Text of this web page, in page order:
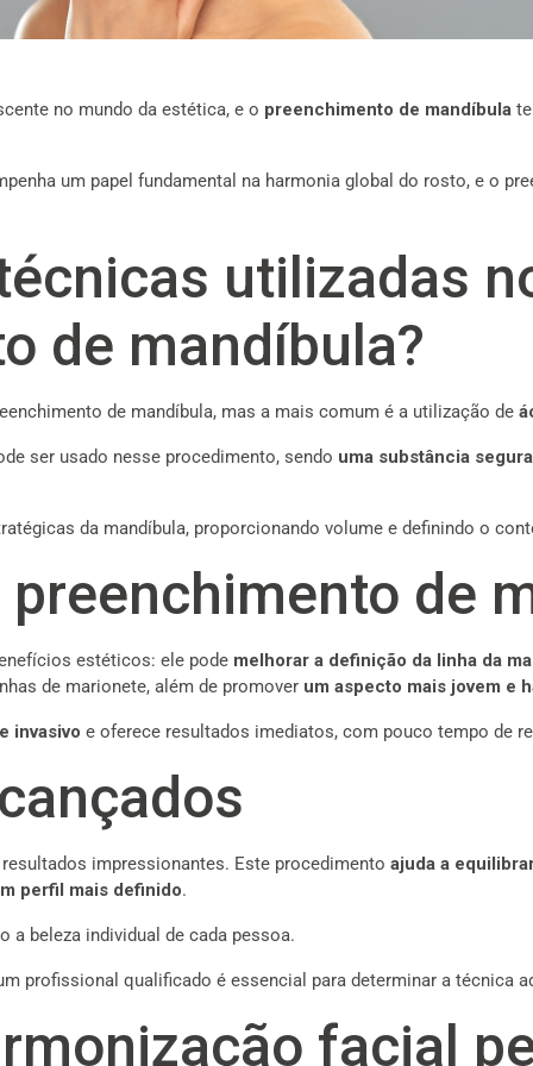
no mundo da estética, e o preenchimento de mandíbula
um papel fundamental na harmonia global do rosto, e o
utilizadas
de mandíbula?
de mandíbula, mas a mais comum é a utilização de
ser usado nesse procedimento, sendo uma substância
da mandíbula, proporcionando volume e definindo o
de
estéticos: ele pode melhorar a definição da linha da
de marionete, além de promover um aspecto mais jovem e
invasivo e oferece resultados imediatos, com pouco tempo de
impressionantes. Este procedimento ajuda a
perfil mais definido.
a beleza individual de cada pessoa.
profissional qualificado é essencial para determinar a técnica
facial